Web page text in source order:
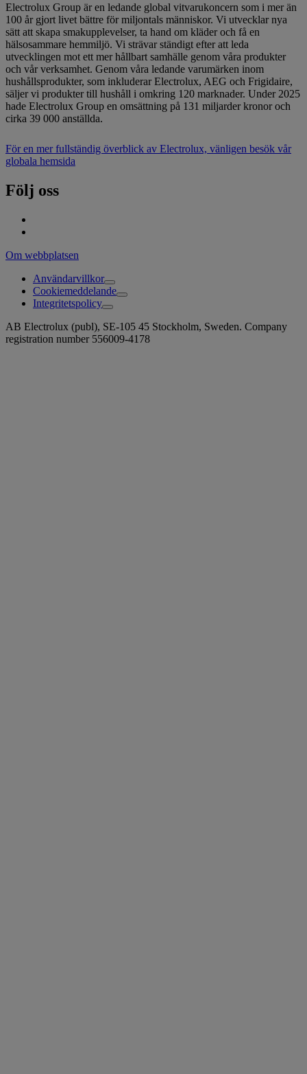
Electrolux Group är en ledande global vitvarukoncern som i mer än
100 år gjort livet bättre för miljontals människor. Vi utvecklar nya
sätt att skapa smakupplevelser, ta hand om kläder och få en
hälsosammare hemmiljö. Vi strävar ständigt efter att leda
utvecklingen mot ett mer hållbart samhälle genom våra produkter
och vår verksamhet. Genom våra ledande varumärken inom
hushållsprodukter, som inkluderar Electrolux, AEG och Frigidaire,
säljer vi produkter till hushåll i omkring 120 marknader. Under 2025
hade Electrolux Group en omsättning på 131 miljarder kronor och
cirka 39 000 anställda.
För en mer fullständig överblick av Electrolux, vänligen besök vår
globala hemsida
Följ oss
Om webbplatsen
Användarvillkor
Cookiemeddelande
Integritetspolicy
AB Electrolux (publ), SE-105 45 Stockholm, Sweden. Company
registration number 556009-4178